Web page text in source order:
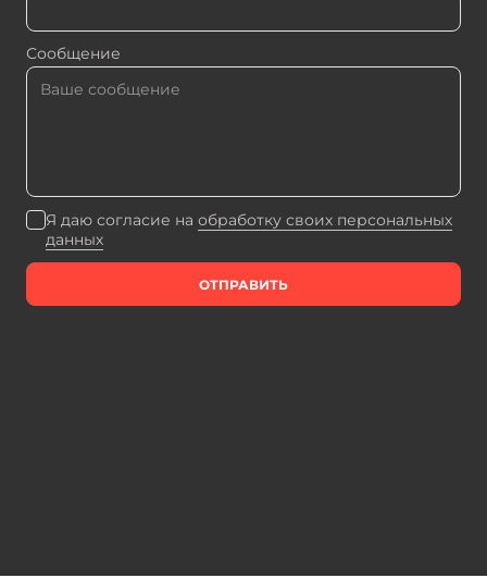
Сообщение
Я даю согласие на обработку своих персональных
данных
ОТПРАВИТЬ